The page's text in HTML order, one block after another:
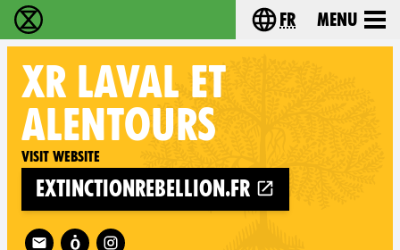
Extinction Rebellion - Home Choisissez votre
fr Menu
XR LAVAL ET
ALENTOURS
Visit website
extinctionrebellion.fr
Follow XR Laval et alentours on